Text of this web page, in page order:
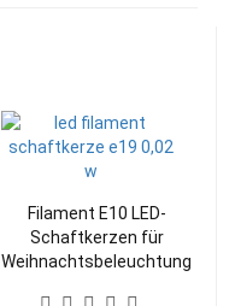
Filament E10 LED-
Schaftkerzen für
Weihnachtsbeleuchtung